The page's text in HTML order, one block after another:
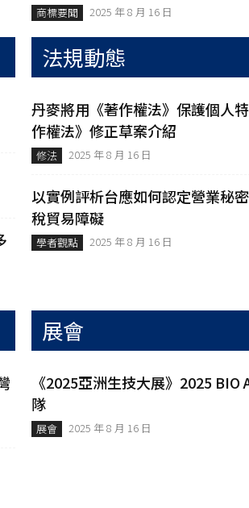
商標要聞 2025 年 8 月 16 日
法規動態
丹麥將用《著作權法》保護個人
作權法》修正草案介紹
修法 2025 年 8 月 16 日
以實例評析台應如何認定營業秘
稅貿易障礙
學者觀點 2025 年 8 月 16 日
展會
《2025亞洲生技大展》2025
隊
展會 2025 年 8 月 16 日